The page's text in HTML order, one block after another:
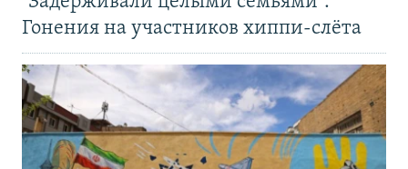
Гонения на участников хиппи-слёта